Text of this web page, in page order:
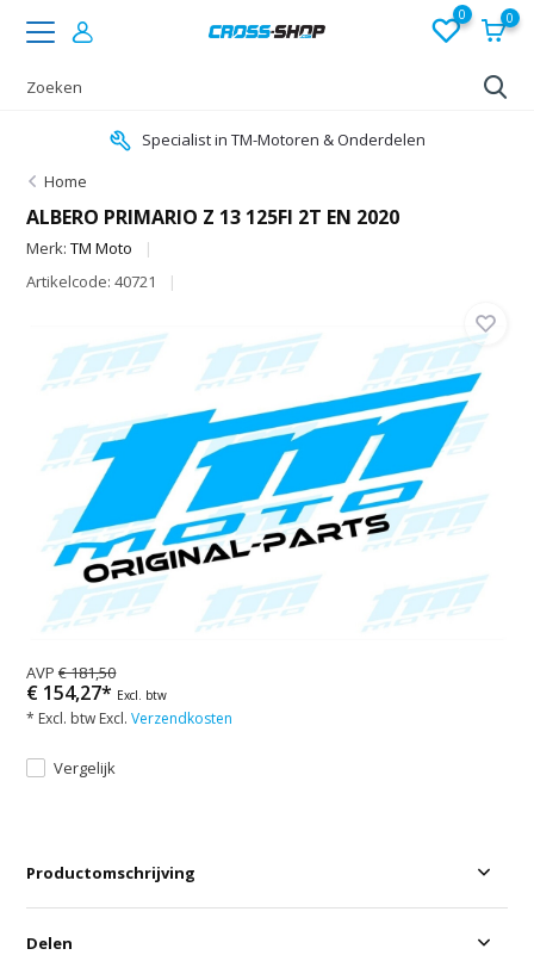
0 0
Specialist in TM-Motoren & Onderdelen
Home
ALBERO PRIMARIO Z 13 125FI 2T EN 2020
Merk:TM Moto
Artikelcode: 40721
AVP€ 181,50
€ 154,27* Excl. btw
* Excl. btw Excl.Verzendkosten
Vergelijk
Productomschrijving
Delen